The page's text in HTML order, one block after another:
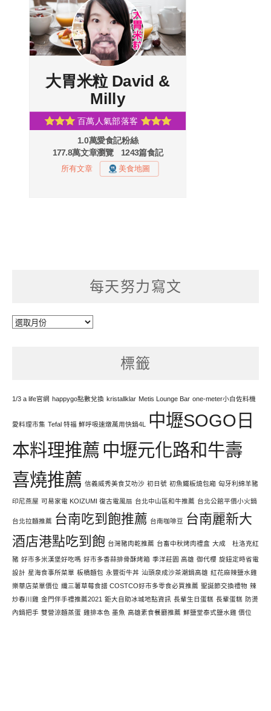
每天努力寫文
每
標籤
1/3 a life官網 happygo點數兌換 kristallklar Metis Lounge Bar one-meter小白佐料機
愛料理市集 Tefal 特福 鮮呼吸速燉萬用快鍋4L
中壢SOGO日
本料理推薦 中壢元化路和牛壽
喜燒推薦 信義威秀美食艾叻沙 初日號 初魚鐵板燒包廂 匈牙利綿羊豬
印尼燕屋 可易家電 KOIZUMI 復古電風扇 台北中山區和牛推薦 台北公館平價小火鍋
台北拉麵推薦 台南吃到飽推薦 台南咖啡豆 台南麗新大
酒店港點吃到飽 台灣豬肉乾推薦 台畜中秋烤肉禮盒 大成 杜洛克紅
豬 好市多米漢堡好吃嗎 好市多香蒜排骨酥烤箱 季洋莊園 高雄 御代櫻 旋鈕定時省電
設計 星海食事所菜單 板橋麵包 永豐街牛丼 汕頭泉成沙茶潮鍋高雄 紅花麻辣鹽水雞
樂華店菜單價位 纖三薯草莓食譜 COSTCO好市多零食必買推薦 聖誕節交換禮物 辣
炒春川雞 金門伴手禮推薦2021 鉅大自助冰城地點資訊 長輩生日蛋糕 長輩蛋糕 防燙
內鍋把手 雙營涼麵蒸蛋 雞排本色 墨魚 高雄素食餐廳推薦 鮮鹽堂泰式鹽水雞 價位